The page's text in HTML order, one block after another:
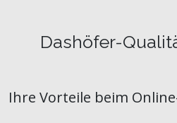
Dashöfer-
Ihre Vorteile beim